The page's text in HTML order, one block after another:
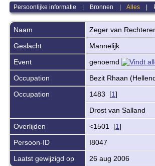
Persoonlijke informatie | Bronnen |Alles |
Naam Zeger van
Geslacht
Mannelijk
Event
genoemd
Occupation
Bezit Rhaan
Occupation
1483 [1]
Drost van Salland
Overlijden
<1501 [1]
Persoon-ID
I8047
Laatst gewijzigd op
26 aug 2006